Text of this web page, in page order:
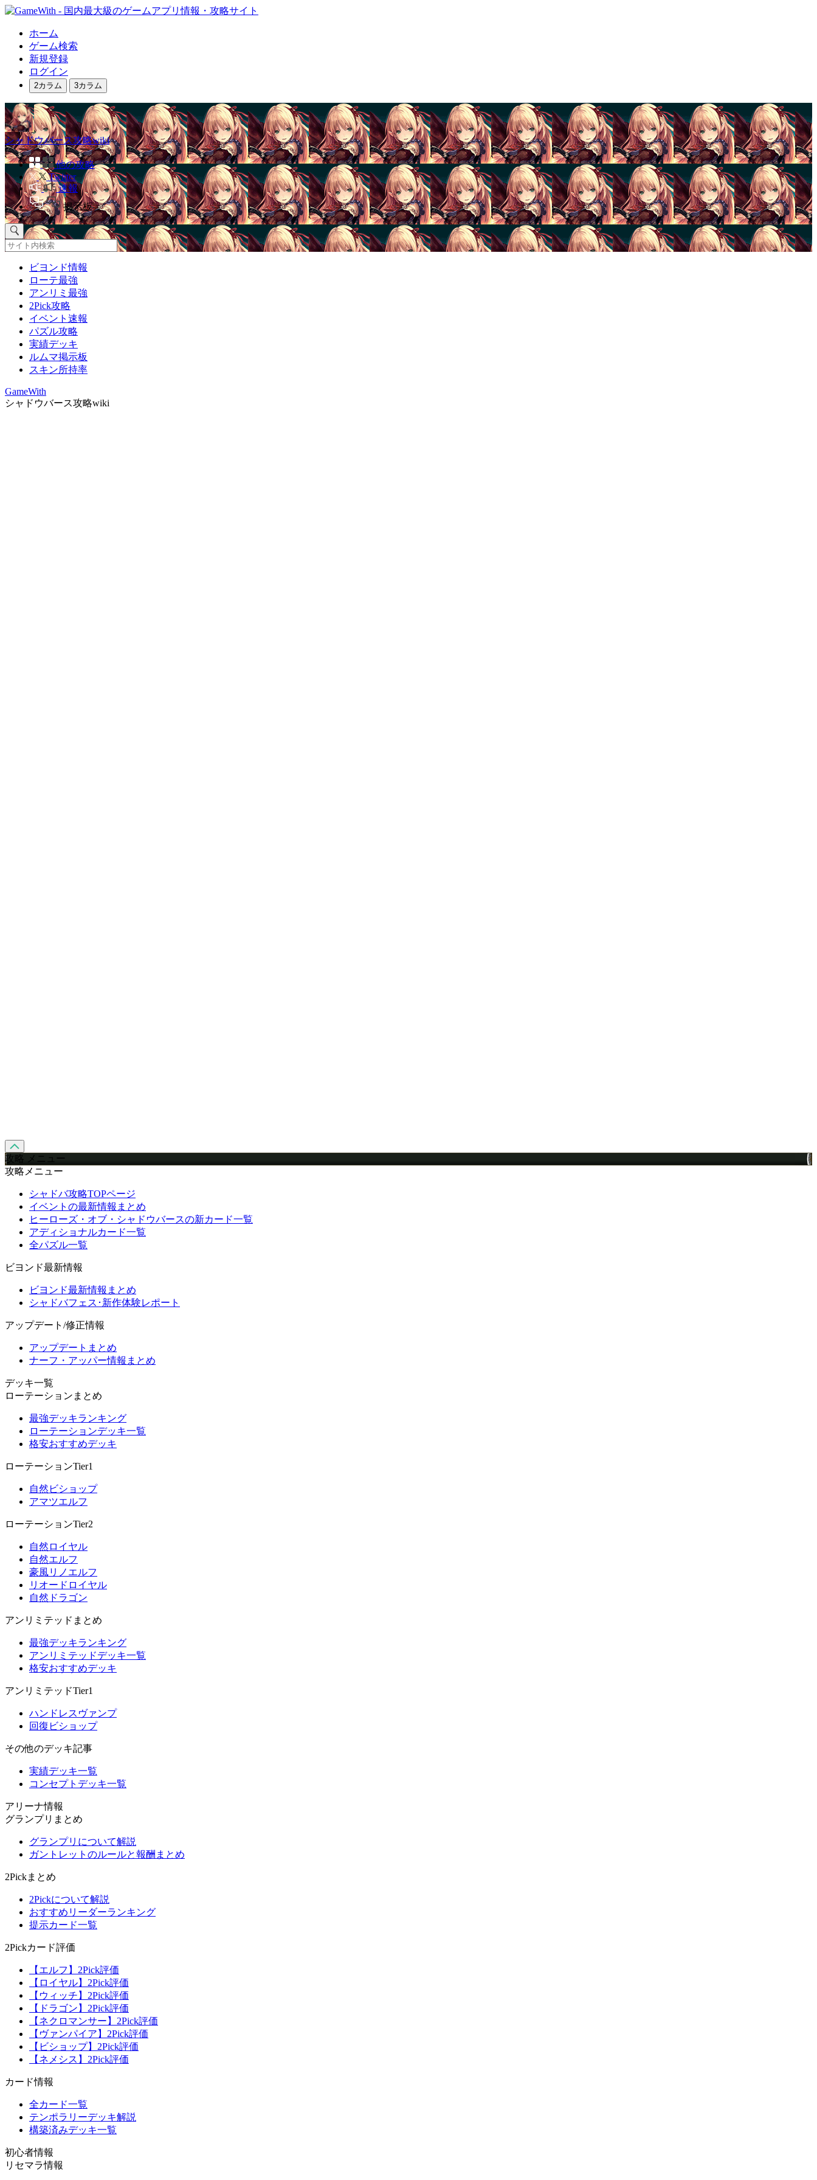
ホーム
ゲーム検索
新規登録
ログイン
2カラム 3カラム
シャドウバース攻略wiki
他の攻略
Twitter
速報
掲示板
ビヨンド情報
ローテ最強
アンリミ最強
2Pick攻略
イベント速報
パズル攻略
実績デッキ
ルムマ掲示板
スキン所持率
GameWith
シャドウバース攻略wiki
攻略 メニュー
攻略メニュー
シャドバ攻略TOPページ
イベントの最新情報まとめ
ヒーローズ・オブ・シャドウバースの新カード一覧
アディショナルカード一覧
全パズル一覧
ビヨンド最新情報
ビヨンド最新情報まとめ
シャドバフェス･新作体験レポート
アップデート/修正情報
アップデートまとめ
ナーフ・アッパー情報まとめ
デッキ一覧
ローテーションまとめ
最強デッキランキング
ローテーションデッキ一覧
格安おすすめデッキ
ローテーションTier1
自然ビショップ
アマツエルフ
ローテーションTier2
自然ロイヤル
自然エルフ
豪風リノエルフ
リオードロイヤル
自然ドラゴン
アンリミテッドまとめ
最強デッキランキング
アンリミテッドデッキ一覧
格安おすすめデッキ
アンリミテッドTier1
ハンドレスヴァンプ
回復ビショップ
その他のデッキ記事
実績デッキ一覧
コンセプトデッキ一覧
アリーナ情報
グランプリまとめ
グランプリについて解説
ガントレットのルールと報酬まとめ
2Pickまとめ
2Pickについて解説
おすすめリーダーランキング
提示カード一覧
2Pickカード評価
【エルフ】2Pick評価
【ロイヤル】2Pick評価
【ウィッチ】2Pick評価
【ドラゴン】2Pick評価
【ネクロマンサー】2Pick評価
【ヴァンパイア】2Pick評価
【ビショップ】2Pick評価
【ネメシス】2Pick評価
カード情報
全カード一覧
テンポラリーデッキ解説
構築済みデッキ一覧
初心者情報
リセマラ情報